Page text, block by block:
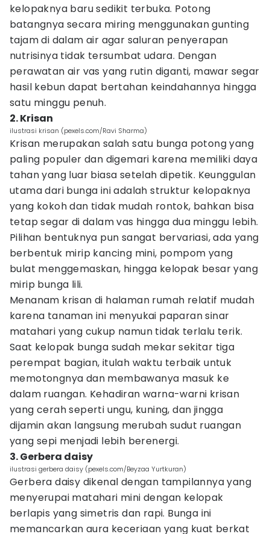
kelopaknya baru sedikit terbuka. Potong
batangnya secara miring menggunakan gunting
tajam di dalam air agar saluran penyerapan
nutrisinya tidak tersumbat udara. Dengan
perawatan air vas yang rutin diganti, mawar segar
hasil kebun dapat bertahan keindahannya hingga
satu minggu penuh.
2. Krisan
ilustrasi krisan (pexels.com/Ravi Sharma)
Krisan merupakan salah satu bunga potong yang
paling populer dan digemari karena memiliki daya
tahan yang luar biasa setelah dipetik. Keunggulan
utama dari bunga ini adalah struktur kelopaknya
yang kokoh dan tidak mudah rontok, bahkan bisa
tetap segar di dalam vas hingga dua minggu lebih.
Pilihan bentuknya pun sangat bervariasi, ada yang
berbentuk mirip kancing mini, pompom yang
bulat menggemaskan, hingga kelopak besar yang
mirip bunga lili.
Menanam krisan di halaman rumah relatif mudah
karena tanaman ini menyukai paparan sinar
matahari yang cukup namun tidak terlalu terik.
Saat kelopak bunga sudah mekar sekitar tiga
perempat bagian, itulah waktu terbaik untuk
memotongnya dan membawanya masuk ke
dalam ruangan. Kehadiran warna-warni krisan
yang cerah seperti ungu, kuning, dan jingga
dijamin akan langsung merubah sudut ruangan
yang sepi menjadi lebih berenergi.
3. Gerbera daisy
ilustrasi gerbera daisy (pexels.com/Beyzaa Yurtkuran)
Gerbera daisy dikenal dengan tampilannya yang
menyerupai matahari mini dengan kelopak
berlapis yang simetris dan rapi. Bunga ini
memancarkan aura keceriaan yang kuat berkat